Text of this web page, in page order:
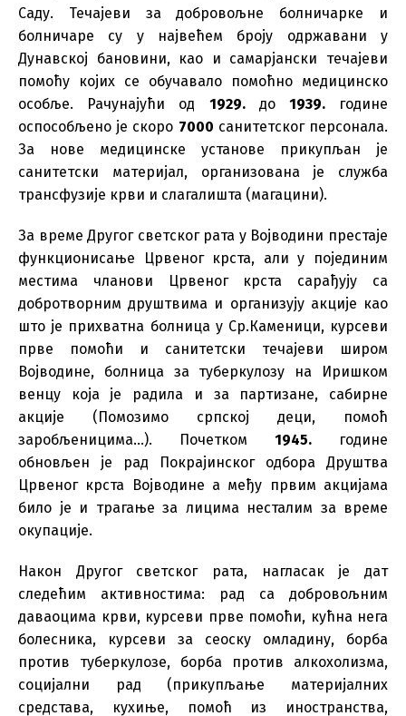
Саду. Течајеви за добровољне болничарке и
болничаре су у највећем броју одржавани у
Дунавској бановини, као и самарјански течајеви
помоћу којих се обучавало помоћно медицинско
особље. Рачунајући од 1929.до 1939.године
оспособљено је скоро 7000 санитетског персонала.
За нове медицинске установе прикупљан је
санитетски материјал, организована је служба
трансфузије крви и слагалишта (магацини).
За време Другог светског рата у Војводини престаје
функционисање Црвеног крста, али у појединим
местима чланови Црвеног крста сарађују са
добротворним друштвима и организују акције као
што је прихватна болница у Ср.Каменици, курсеви
прве помоћи и санитетски течајеви широм
Војводине, болница за туберкулозу на Иришком
венцу која је радила и за партизане, сабирне
акције (Помозимо српској деци, помоћ
заробљеницима…). Почетком 1945. године
обновљен је рад Покрајинског одбора Друштва
Црвеног крста Војводине а међу првим акцијама
било је и трагање за лицима несталим за време
окупације.
Након Другог светског рата, нагласак је дат
следећим активностима: рад са добровољним
даваоцима крви, курсеви прве помоћи, кућна нега
болесника, курсеви за сеоску омладину, борба
против туберкулозе, борба против алкохолизма,
социјални рад (прикупљање материјалних
средстава, кухиње, помоћ из иностранства,